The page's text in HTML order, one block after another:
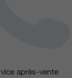
après-vente